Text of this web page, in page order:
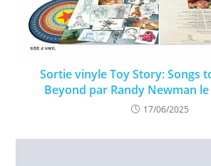
Sortie vinyle Toy Story: Songs
Beyond par Randy Newman
17/06/2025